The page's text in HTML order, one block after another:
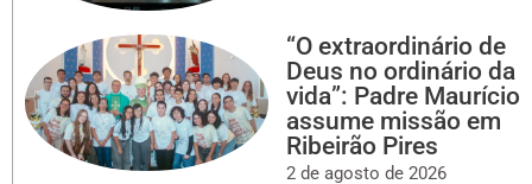
“O extraordinário de
Deus no ordinário da
vida”: Padre Maurício
assume missão em
Ribeirão Pires
2 de agosto de 2026